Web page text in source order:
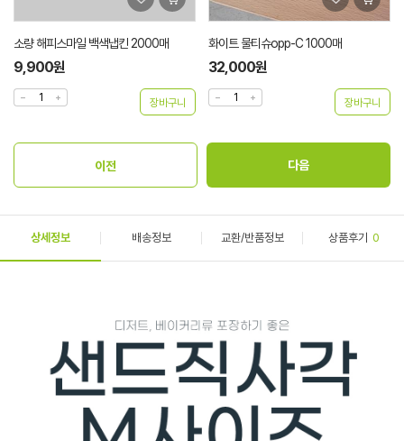
소량 해피스마일 백색냅킨 2000매
9,900원
화이트 물티슈opp-C 1000매
32,000원
상세정보 배송정보 교환/반품정보 상품후기 0